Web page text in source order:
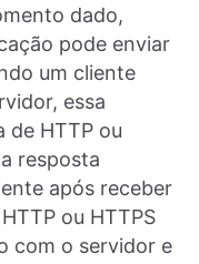
dado,
pode enviar
um cliente
essa
de HTTP ou
resposta
após receber
ou HTTPS
com o servidor e